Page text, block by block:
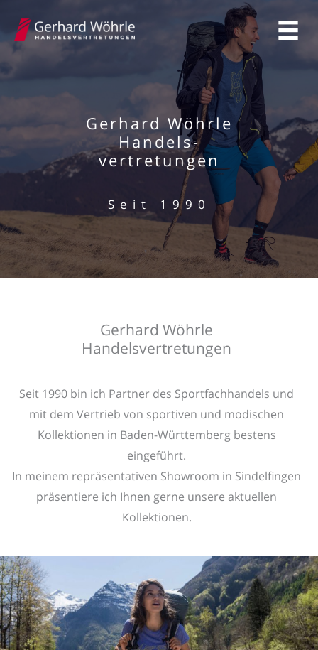
Inhalt
springen
Gerhard Wöhrle
Handels-
vertretungen
Seit 1990
Gerhard Wöhrle
Handelsvertretungen
Seit 1990 bin ich Partner des Sportfachhandels und
mit dem Vertrieb von sportiven und modischen
Kollektionen in Baden-Württemberg bestens
eingeführt.
In meinem repräsentativen Showroom in Sindelfingen
präsentiere ich Ihnen gerne unsere aktuellen
Kollektionen.